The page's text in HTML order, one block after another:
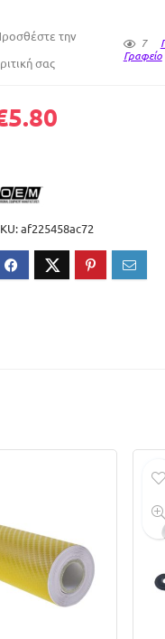
την
σας
7
Γραφείο
5.80
af225458ac72